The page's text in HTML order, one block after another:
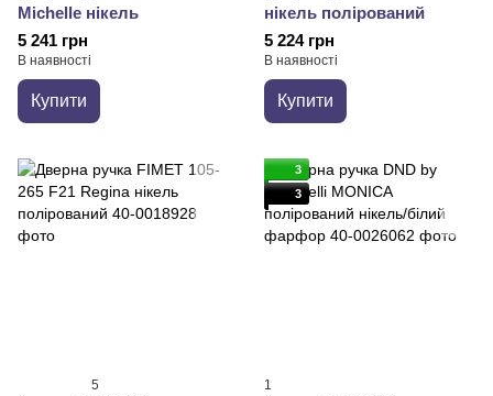
Michelle нікель
5 241 грн
В наявності
Купити
нікель полірований
5 224 грн
В наявності
Купити
5
3
3
1